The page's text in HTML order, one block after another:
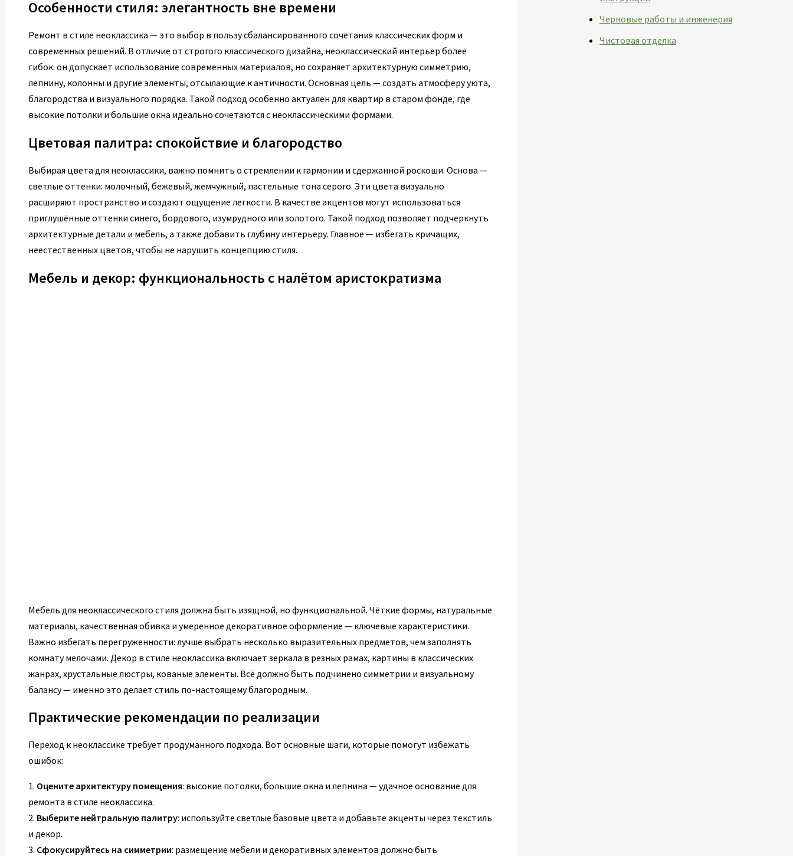
Особенности стиля: элегантность вне времени
Ремонт в стиле неоклассика — это выбор в пользу сбалансированного сочетания классических форм и
современных решений. В отличие от строгого классического дизайна, неоклассический интерьер более
гибок: он допускает использование современных материалов, но сохраняет архитектурную симметрию,
лепнину, колонны и другие элементы, отсылающие к античности. Основная цель — создать атмосферу уюта,
благородства и визуального порядка. Такой подход особенно актуален для квартир в старом фонде, где
высокие потолки и большие окна идеально сочетаются с неоклассическими формами.
Цветовая палитра: спокойствие и благородство
Выбирая цвета для неоклассики, важно помнить о стремлении к гармонии и сдержанной роскоши. Основа —
светлые оттенки: молочный, бежевый, жемчужный, пастельные тона серого. Эти цвета визуально
расширяют пространство и создают ощущение легкости. В качестве акцентов могут использоваться
приглушённые оттенки синего, бордового, изумрудного или золотого. Такой подход позволяет подчеркнуть
архитектурные детали и мебель, а также добавить глубину интерьеру. Главное — избегать кричащих,
неестественных цветов, чтобы не нарушить концепцию стиля.
Мебель и декор: функциональность с налётом аристократизма
Мебель для неоклассического стиля должна быть изящной, но функциональной. Чёткие формы, натуральные
материалы, качественная обивка и умеренное декоративное оформление — ключевые характеристики.
Важно избегать перегруженности: лучше выбрать несколько выразительных предметов, чем заполнять
комнату мелочами. Декор в стиле неоклассика включает зеркала в резных рамах, картины в классических
жанрах, хрустальные люстры, кованые элементы. Всё должно быть подчинено симметрии и визуальному
балансу — именно это делает стиль по-настоящему благородным.
Практические рекомендации по реализации
Переход к неоклассике требует продуманного подхода. Вот основные шаги, которые помогут избежать
ошибок:
1. Оцените архитектуру помещения: высокие потолки, большие окна и лепнина — удачное основание для
ремонта в стиле неоклассика.
2. Выберите нейтральную палитру: используйте светлые базовые цвета и добавьте акценты через текстиль
и декор.
3. Сфокусируйтесь на симметрии: размещение мебели и декоративных элементов должно быть
Черновые работы и инженерия
Чистовая отделка